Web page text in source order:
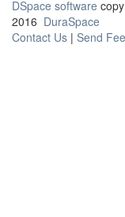
DSpace software
2016 DuraSpace
Contact Us | Send